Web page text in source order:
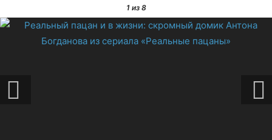
ФОТО: fashion-int.ru
1из 8